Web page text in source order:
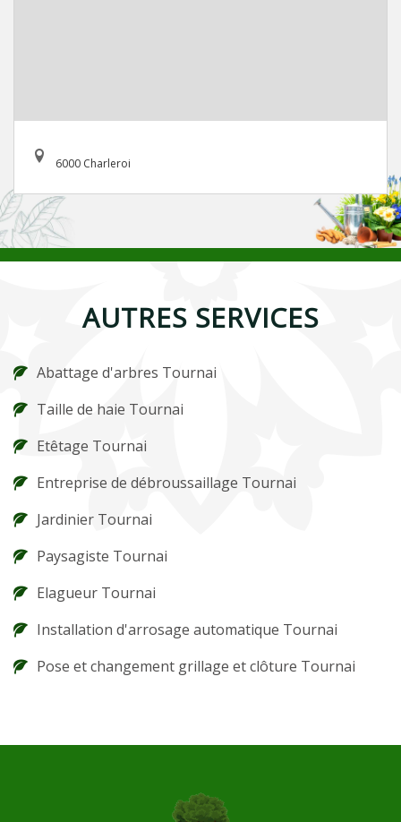
6000 Charleroi
AUTRES SERVICES
Abattage d'arbres Tournai
Taille de haie Tournai
Etêtage Tournai
Entreprise de débroussaillage Tournai
Jardinier Tournai
Paysagiste Tournai
Elagueur Tournai
Installation d'arrosage automatique Tournai
Pose et changement grillage et clôture Tournai